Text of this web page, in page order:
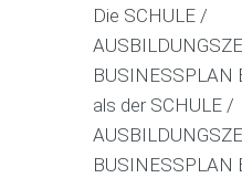
Die SCHULE /
BUSINESSPLAN
als der SCHULE /
BUSINESSPLAN